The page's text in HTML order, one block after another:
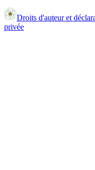
Droits d'auteur et
privée